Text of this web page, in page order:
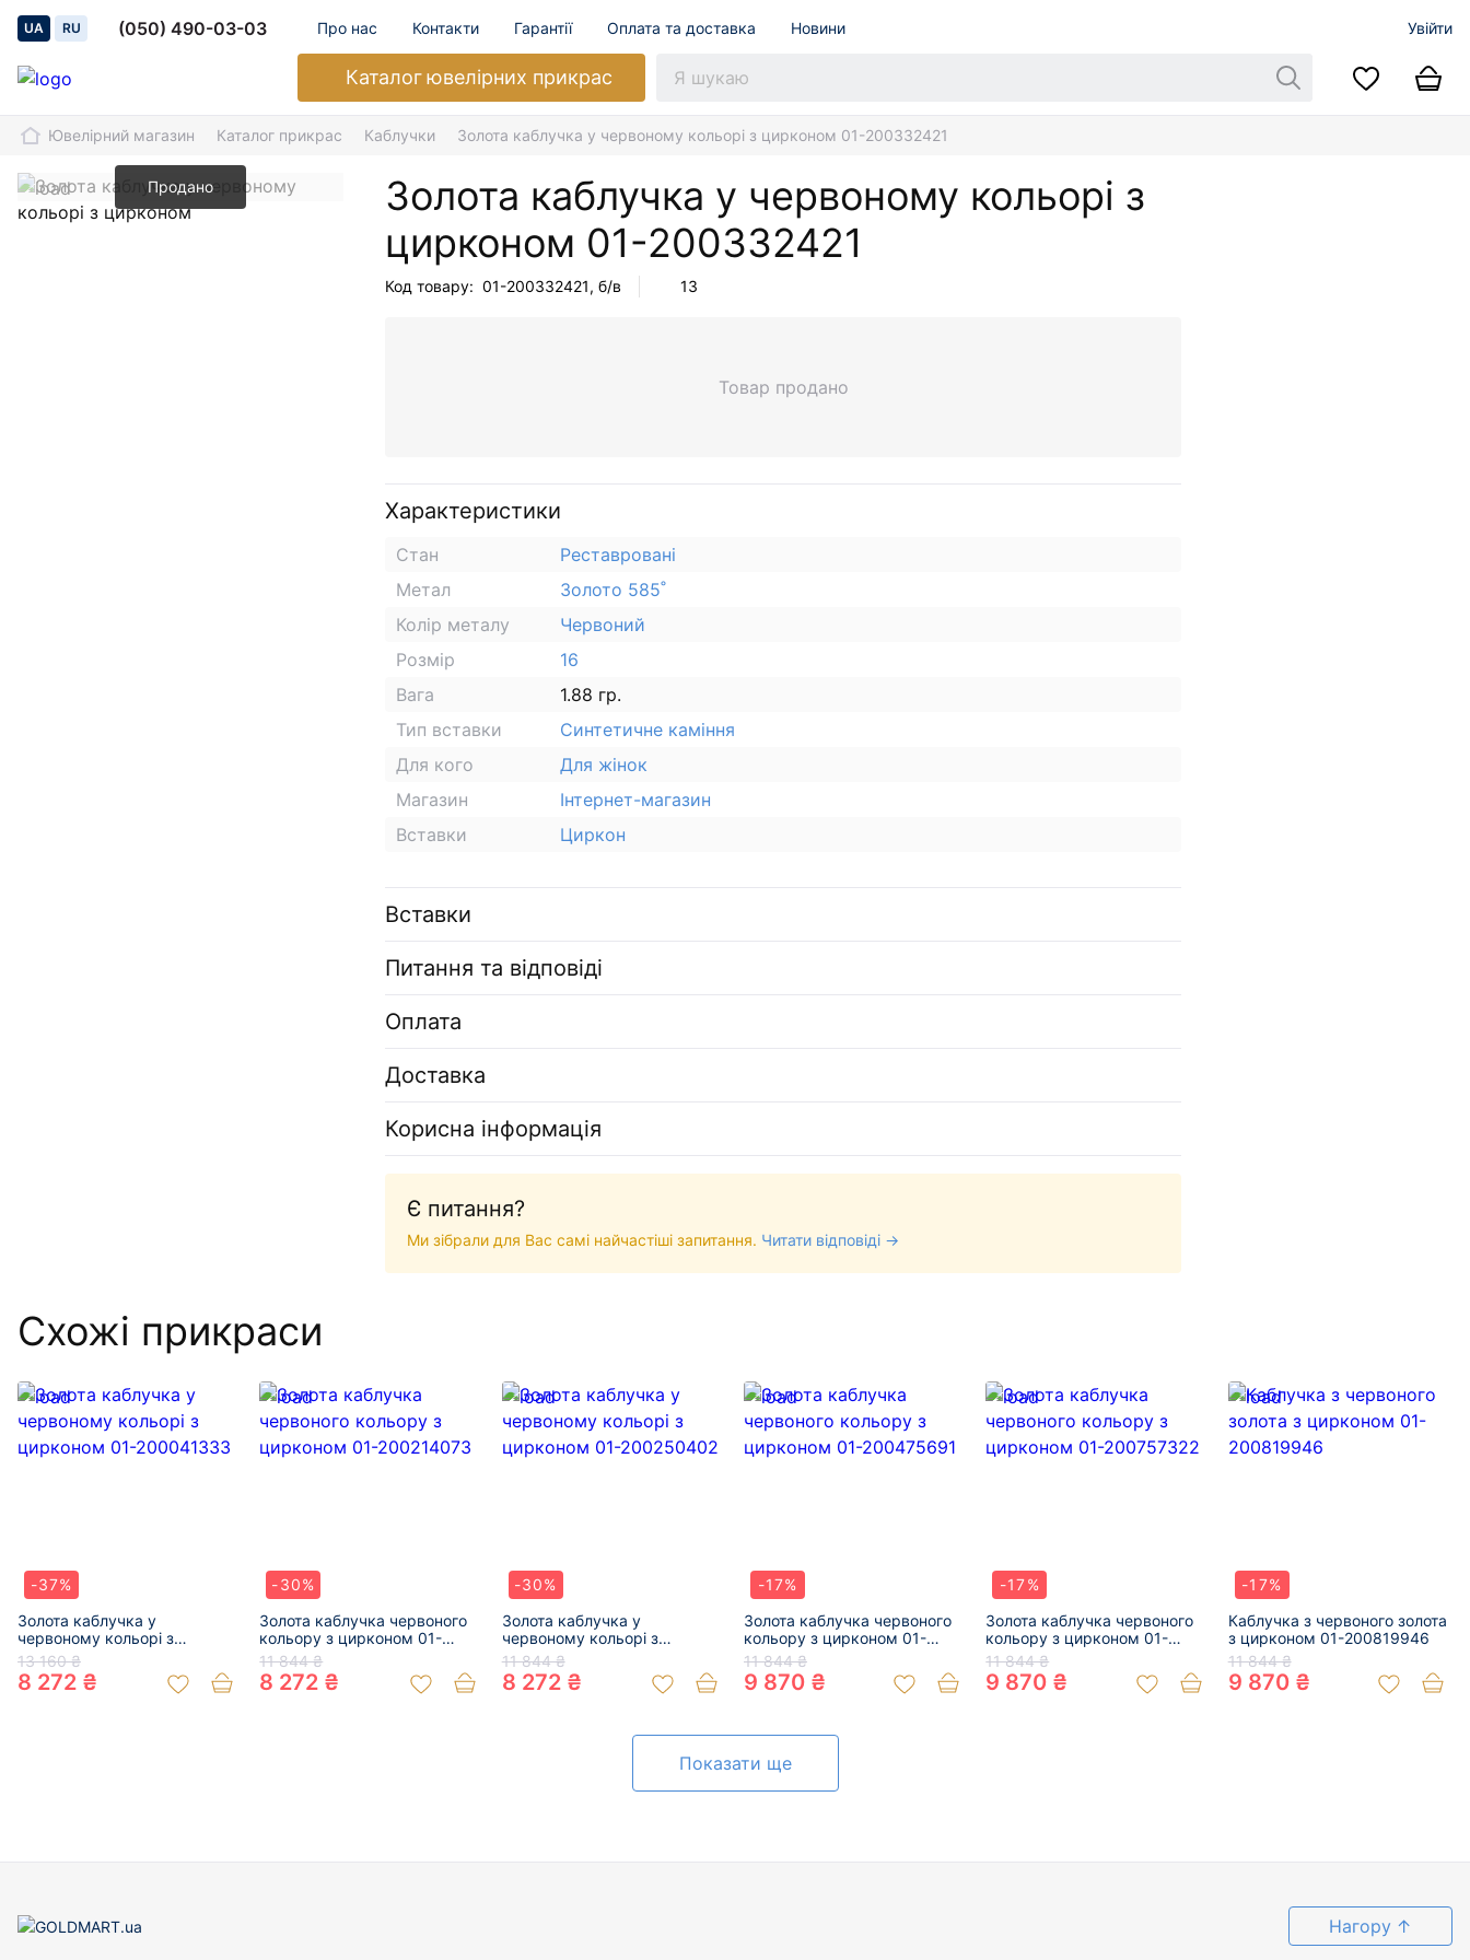
UA RU (050) 490-03-03 Про нас Контакти Гарантії Оплата та доставка Новини Увійти
Каталогювелірних прикрас
Ювелірний магазин Каталог прикрас Каблучки Золота каблучка у червоному кольорі з цирконом 01-200332421
Продано
Золота каблучка у червоному кольорі з
цирконом 01-200332421
Код товару: 01-200332421, б/в 13
Товар продано
Характеристики
Стан
Реставровані
Метал
Золото 585˚
Колір металу
Червоний
Розмір
16
Вага
1.88 гр.
Тип вставки
Синтетичне каміння
Для кого
Для жінок
Магазин
Інтернет-магазин
Вставки
Циркон
Вставки
Питання та відповіді
Оплата
Доставка
Корисна інформація
Є питання?
Ми зібрали для Вас самі найчастіші запитання. Читати відповіді →
Схожі прикраси
-37%
Золота каблучка у
червоному кольорі з
цирконом 01-200041333
13 160 ₴
8 272 ₴
-30%
Золота каблучка червоного
кольору з цирконом 01-
200214073
11 844 ₴
8 272 ₴
-30%
Золота каблучка у
червоному кольорі з
цирконом 01-200250402
11 844 ₴
8 272 ₴
-17%
Золота каблучка червоного
кольору з цирконом 01-
200475691
11 844 ₴
9 870 ₴
-17%
Золота каблучка червоного
кольору з цирконом 01-
200757322
11 844 ₴
9 870 ₴
-17%
Каблучка з червоного золота
з цирконом 01-200819946
11 844 ₴
9 870 ₴
Показати ще
Нагору ↑